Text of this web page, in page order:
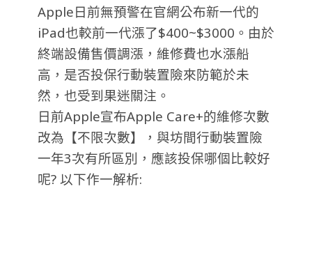
Apple日前無預警在官網公布新一代的
iPad也較前一代漲了$400~$3000。由於
終端設備售價調漲，維修費也水漲船
高，是否投保行動裝置險來防範於未
然，也受到果迷關注。
日前Apple宣布Apple Care+的維修次數
改為【不限次數】，與坊間行動裝置險
一年3次有所區別，應該投保哪個比較好
呢? 以下作一解析: